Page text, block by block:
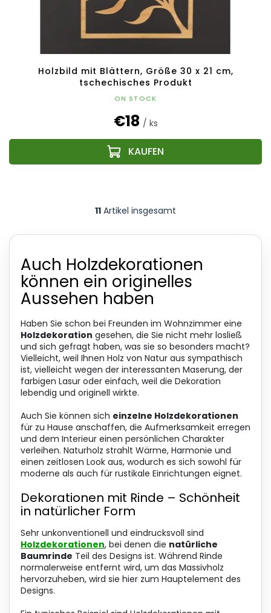
Holzbild mit Blättern, Größe 30 x 21 cm,
tschechisches Produkt
ON STOCK
€18 / ks
S
e
e
r
e
l
e
m
e
n
t
e
d
e
r
L
i
s
t
e
11 Artikel insgesamt
Auch Holzdekorationen
können ein originelles
Aussehen haben
Haben Sie schon bei Freunden im Wohnzimmer eine
Holzdekoration gesehen, die Sie nicht mehr losließ
und sich gefragt haben, was sie so besonders macht?
Vielleicht, weil Ihnen Holz von Natur aus sympathisch
ist, vielleicht wegen der interessanten Maserung, der
farbigen Lasur oder einfach, weil die Dekoration
lebendig und originell wirkte.
Auch Sie können sich einzelne Holzdekorationen
für zu Hause anschaffen, die Aufmerksamkeit erregen
und dem Interieur einen persönlichen Charakter
verleihen. Naturholz strahlt Wärme, Harmonie und
einen zeitlosen Look aus, wodurch es sich sowohl für
moderne als auch für rustikale Einrichtungen eignet.
Dekorationen mit Rinde – Schönheit
in natürlicher Form
Sehr unkonventionell und eindrucksvoll sind
Holzdekorationen, bei denen die natürliche
Baumrinde Teil des Designs ist. Während Rinde
normalerweise entfernt wird, um das Massivholz
hervorzuheben, wird sie hier zum Hauptelement des
Designs.